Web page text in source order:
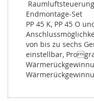
Endmontage-Set
PP 45 K, PP 45 O
von bis zu sechs
einstellbar,